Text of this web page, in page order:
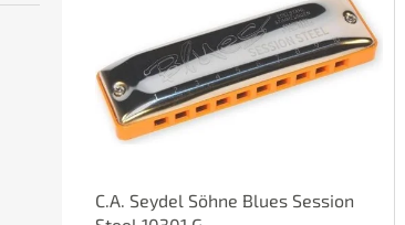
p
C.A. Seydel Söhne Blues Session